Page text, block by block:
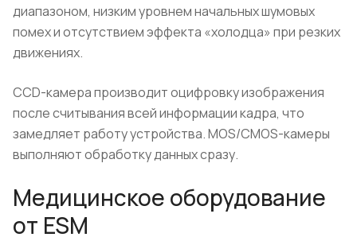
диапазоном, низким уровнем начальных шумовых
помех и отсутствием эффекта «холодца» при резких
движениях.
CCD-камера производит оцифровку изображения
после считывания всей информации кадра, что
замедляет работу устройства. MOS/CMOS-камеры
выполняют обработку данных сразу.
Медицинское оборудование
от ESM